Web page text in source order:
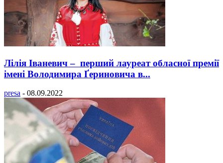
Лілія Іваневич – перший лауреат обласної премії
імені Володимира Ґериновича в...
presa - 08.09.2022